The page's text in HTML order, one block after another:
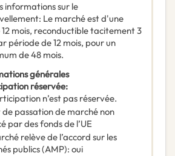
informations sur le
: Le marché est d'une
mois, reconductible tacitement 3
période de 12 mois, pour un
de 48 mois.
générales
réservée:
n’est pas réservée.
de passation de marché non
par des fonds de l’UE
relève de l’accord sur les
publics (AMP): oui